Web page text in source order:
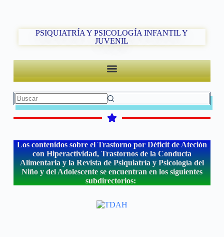
PSIQUIATRÍA Y PSICOLOGÍA INFANTIL Y
JUVENIL
Los contenidos sobre el Trastorno por Déficit de Ateción
con Hiperactividad, Trastornos de la Conducta
Alimentaria y la Revista de Psiquiatría y Psicología del
Niño y del Adolescente se encuentran en los siguientes
subdirectorios: